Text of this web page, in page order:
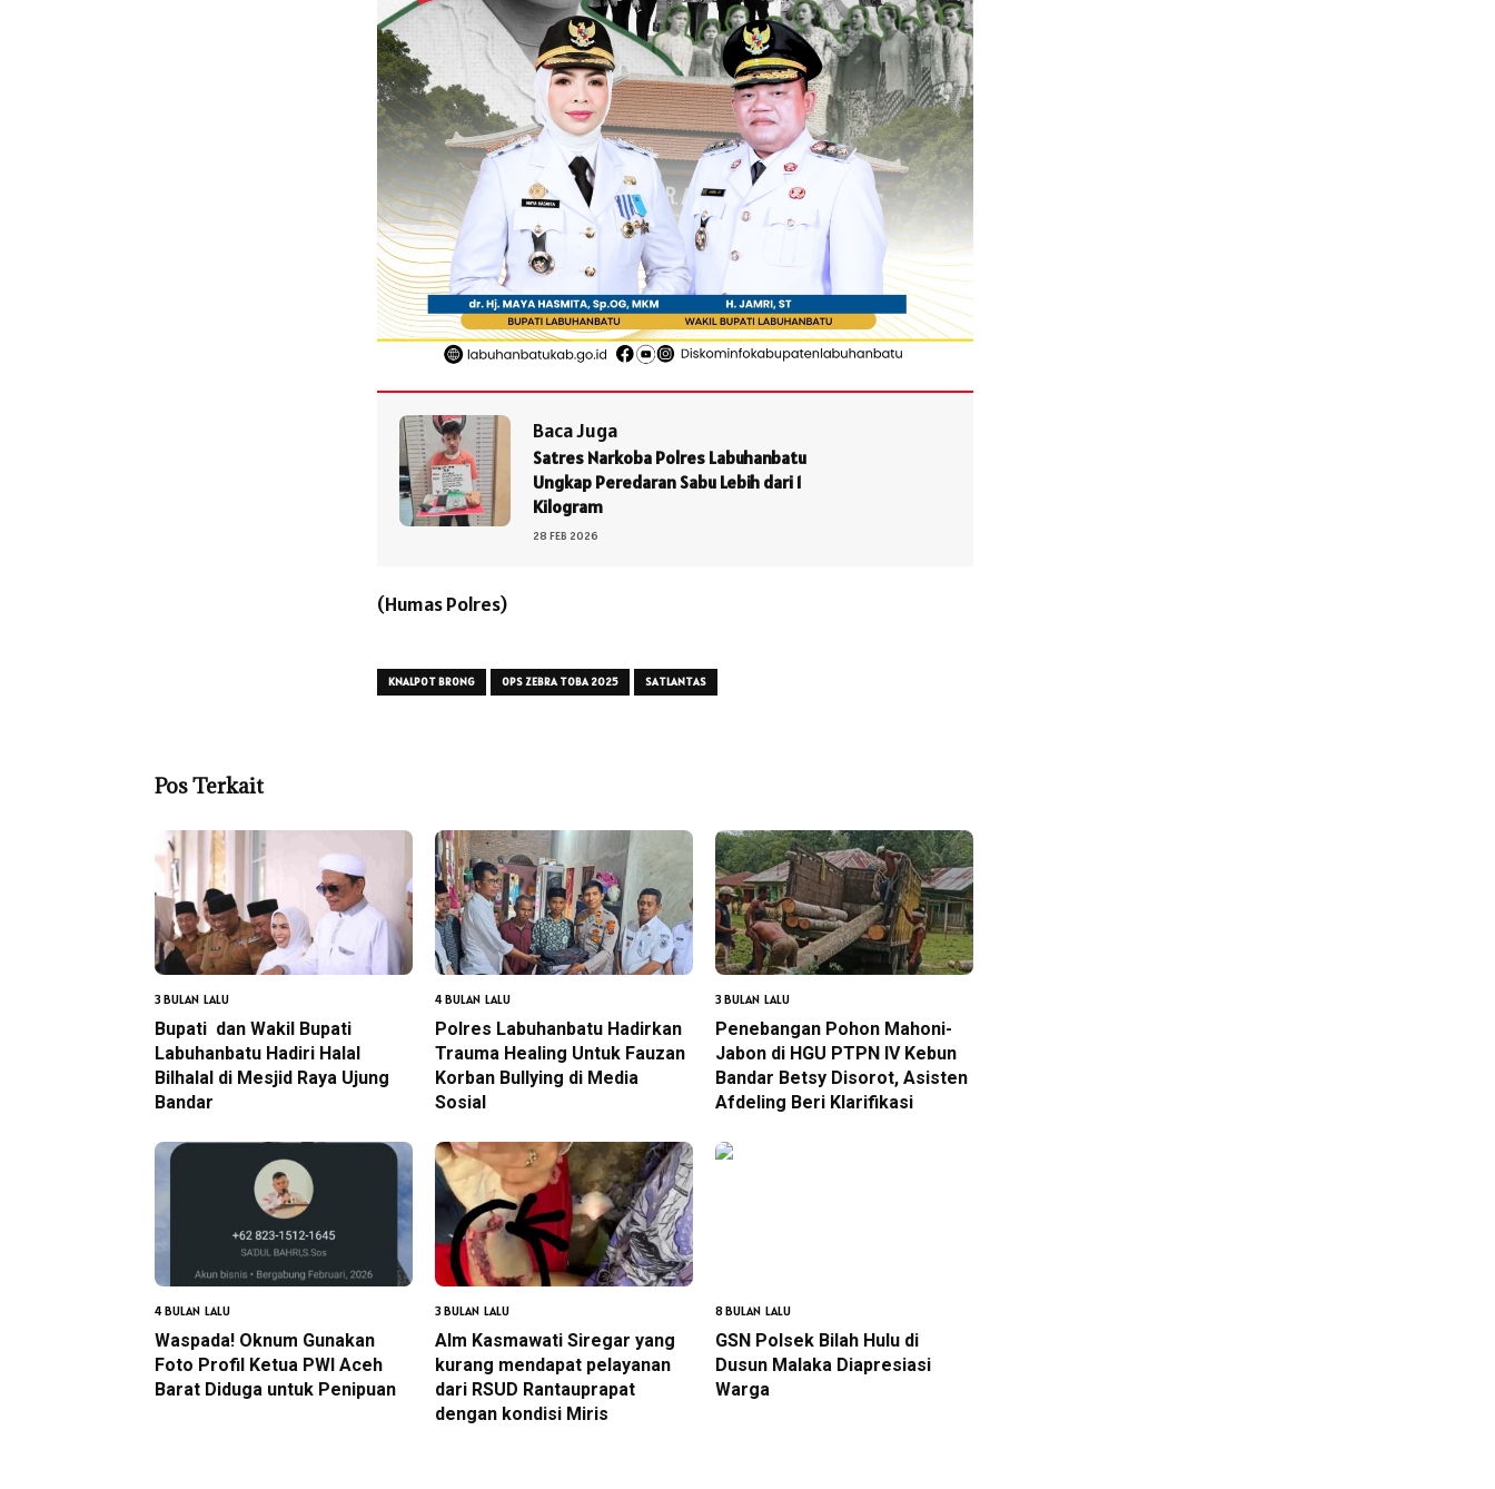
Baca Juga
Satres Narkoba Polres Labuhanbatu
Ungkap Peredaran Sabu Lebih dari 1
Kilogram
28 FEB 2026
(Humas Polres)
KNALPOT BRONG OPS ZEBRA TOBA 2025 SATLANTAS
Pos Terkait
3 BULAN LALU
Bupati dan Wakil Bupati
Labuhanbatu Hadiri Halal
Bilhalal di Mesjid Raya Ujung
Bandar
4 BULAN LALU
Polres Labuhanbatu Hadirkan
Trauma Healing Untuk Fauzan
Korban Bullying di Media
Sosial
3 BULAN LALU
Penebangan Pohon Mahoni-
Jabon di HGU PTPN IV Kebun
Bandar Betsy Disorot, Asisten
Afdeling Beri Klarifikasi
4 BULAN LALU
Waspada! Oknum Gunakan
Foto Profil Ketua PWI Aceh
Barat Diduga untuk Penipuan
3 BULAN LALU
Alm Kasmawati Siregar yang
kurang mendapat pelayanan
dari RSUD Rantauprapat
dengan kondisi Miris
8 BULAN LALU
GSN Polsek Bilah Hulu di
Dusun Malaka Diapresiasi
Warga